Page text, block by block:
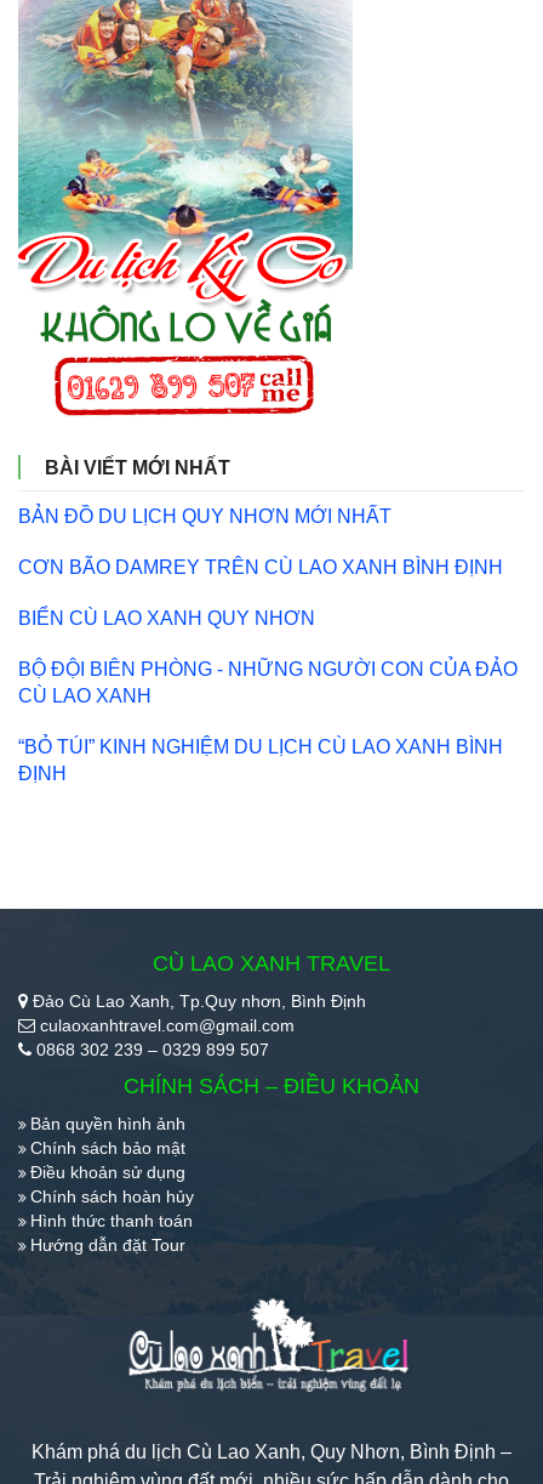
BÀI VIẾT MỚI NHẤT
BẢN ĐỒ DU LỊCH QUY NHƠN MỚI NHẤT
CƠN BÃO DAMREY TRÊN CÙ LAO XANH BÌNH ĐỊNH
BIỂN CÙ LAO XANH QUY NHƠN
BỘ ĐỘI BIÊN PHÒNG - NHỮNG NGƯỜI CON CỦA ĐẢO
CÙ LAO XANH
“BỎ TÚI” KINH NGHIỆM DU LỊCH CÙ LAO XANH BÌNH
ĐỊNH
CÙ LAO XANH TRAVEL
Đảo Cù Lao Xanh, Tp.Quy nhơn, Bình Định
culaoxanhtravel.com@gmail.com
0868 302 239 – 0329 899 507
CHÍNH SÁCH – ĐIỀU KHOẢN
Bản quyền hình ảnh
Chính sách bảo mật
Điều khoản sử dụng
Chính sách hoàn hủy
Hình thức thanh toán
Hướng dẫn đặt Tour
Khám phá du lịch Cù Lao Xanh, Quy Nhơn, Bình Định –